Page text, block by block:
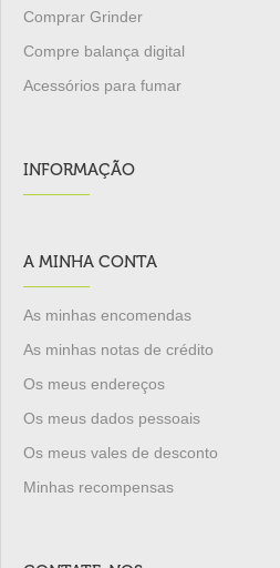
Comprar Grinder
Compre balança digital
Acessórios para fumar
INFORMAÇÃO
A MINHA CONTA
As minhas encomendas
As minhas notas de crédito
Os meus endereços
Os meus dados pessoais
Os meus vales de desconto
Minhas recompensas